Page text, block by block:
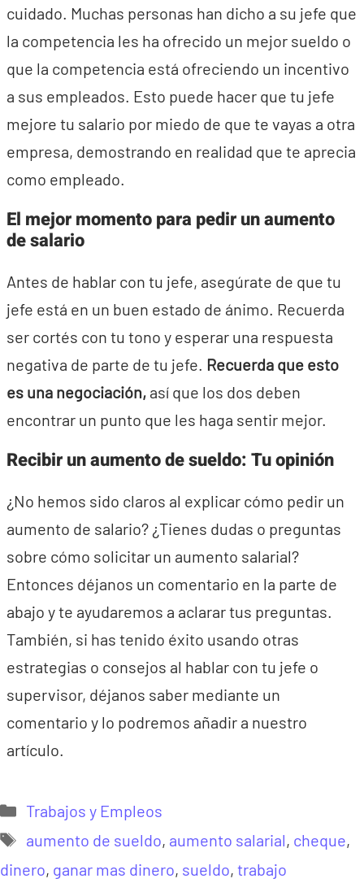
cuidado. Muchas personas han dicho a su jefe que
la competencia les ha ofrecido un mejor sueldo o
que la competencia está ofreciendo un incentivo
a sus empleados. Esto puede hacer que tu jefe
mejore tu salario por miedo de que te vayas a otra
empresa, demostrando en realidad que te aprecia
como empleado.
El mejor momento para pedir un aumento
de salario
Antes de hablar con tu jefe, asegúrate de que tu
jefe está en un buen estado de ánimo. Recuerda
ser cortés con tu tono y esperar una respuesta
negativa de parte de tu jefe. Recuerda que esto
es una negociación, así que los dos deben
encontrar un punto que les haga sentir mejor.
Recibir un aumento de sueldo: Tu opinión
¿No hemos sido claros al explicar cómo pedir un
aumento de salario? ¿Tienes dudas o preguntas
sobre cómo solicitar un aumento salarial?
Entonces déjanos un comentario en la parte de
abajo y te ayudaremos a aclarar tus preguntas.
También, si has tenido éxito usando otras
estrategias o consejos al hablar con tu jefe o
supervisor, déjanos saber mediante un
comentario y lo podremos añadir a nuestro
artículo.
Categorías
Trabajos y Empleos
Etiquetas
aumento de sueldo, aumento salarial, cheque,
dinero, ganar mas dinero, sueldo, trabajo